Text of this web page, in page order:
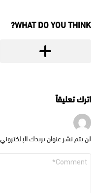
WHAT DO YOU THINK?
اترك تعليقاً
لن يتم نشر عنوان بريدك الإلكتروني.
التعليق